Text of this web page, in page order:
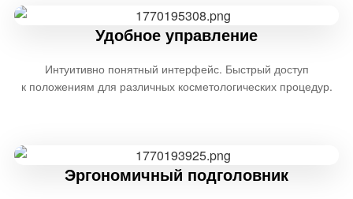
Удобное управление
Интуитивно понятный интерфейс. Быстрый доступ
к положениям для различных косметологических процедур.
Эргономичный подголовник